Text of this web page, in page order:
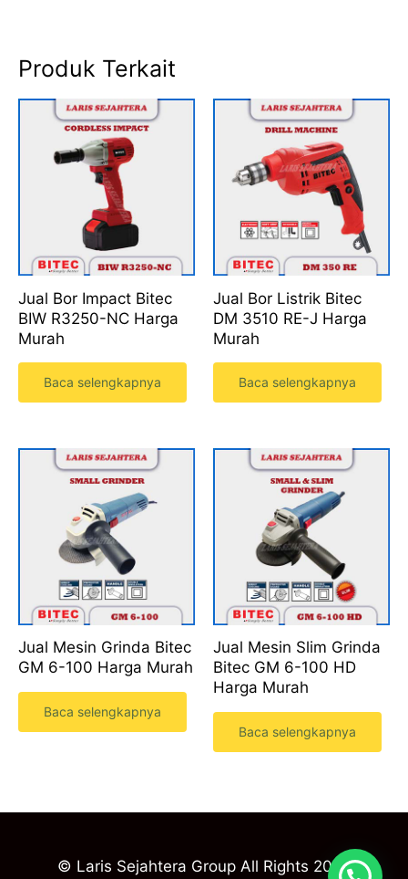
Produk Terkait
Jual Bor Impact Bitec
BIW R3250-NC Harga
Murah
Baca selengkapnya
Jual Bor Listrik Bitec
DM 3510 RE-J Harga
Murah
Baca selengkapnya
Jual Mesin Grinda Bitec
GM 6-100 Harga Murah
Baca selengkapnya
Jual Mesin Slim Grinda
Bitec GM 6-100 HD
Harga Murah
Baca selengkapnya
© Laris Sejahtera Group All Rights 2023